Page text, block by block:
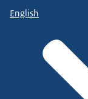
English